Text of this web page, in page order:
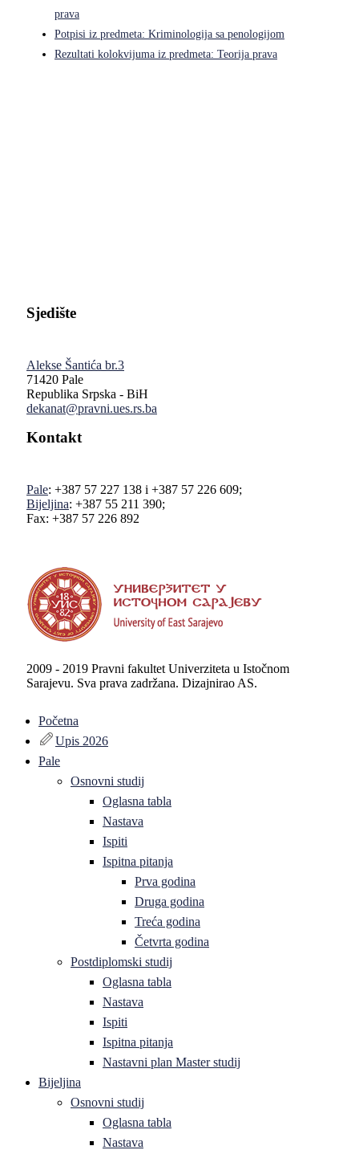
prava
Potpisi iz predmeta: Kriminologija sa penologijom
Rezultati kolokvijuma iz predmeta: Teorija prava
Sjedište
Alekse Šantića br.3
71420 Pale
Republika Srpska - BiH
dekanat@pravni.ues.rs.ba
Kontakt
Pale: +387 57 227 138 i +387 57 226 609;
Bijeljina: +387 55 211 390;
Fax: +387 57 226 892
2009 - 2019 Pravni fakultet Univerziteta u Istočnom
Sarajevu. Sva prava zadržana. Dizajnirao AS.
Početna
Upis 2026
Pale
Osnovni studij
Oglasna tabla
Nastava
Ispiti
Ispitna pitanja
Prva godina
Druga godina
Treća godina
Četvrta godina
Postdiplomski studij
Oglasna tabla
Nastava
Ispiti
Ispitna pitanja
Nastavni plan Master studij
Bijeljina
Osnovni studij
Oglasna tabla
Nastava